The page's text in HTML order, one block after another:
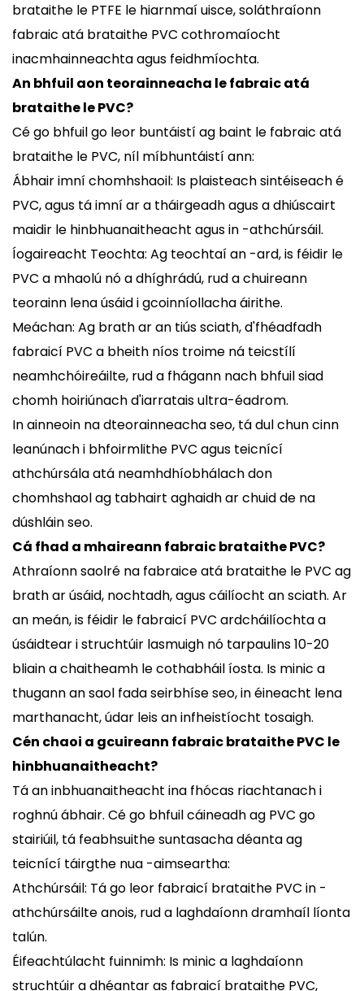
brataithe le PTFE le hiarnmaí uisce, soláthraíonn
fabraic atá brataithe PVC cothromaíocht
inacmhainneachta agus feidhmíochta.
An bhfuil aon teorainneacha le fabraic atá
brataithe le PVC?
Cé go bhfuil go leor buntáistí ag baint le fabraic atá
brataithe le PVC, níl míbhuntáistí ann:
Ábhair imní chomhshaoil: Is plaisteach sintéiseach é
PVC, agus tá imní ar a tháirgeadh agus a dhiúscairt
maidir le hinbhuanaitheacht agus in -athchúrsáil.
Íogaireacht Teochta: Ag teochtaí an -ard, is féidir le
PVC a mhaolú nó a dhíghrádú, rud a chuireann
teorainn lena úsáid i gcoinníollacha áirithe.
Meáchan: Ag brath ar an tiús sciath, d'fhéadfadh
fabraicí PVC a bheith níos troime ná teicstílí
neamhchóireáilte, rud a fhágann nach bhfuil siad
chomh hoiriúnach d'iarratais ultra-éadrom.
In ainneoin na dteorainneacha seo, tá dul chun cinn
leanúnach i bhfoirmlithe PVC agus teicnící
athchúrsála atá neamhdhíobhálach don
chomhshaol ag tabhairt aghaidh ar chuid de na
dúshláin seo.
Cá fhad a mhaireann fabraic brataithe PVC?
Athraíonn saolré na fabraice atá brataithe le PVC ag
brath ar úsáid, nochtadh, agus cáilíocht an sciath. Ar
an meán, is féidir le fabraicí PVC ardcháilíochta a
úsáidtear i struchtúir lasmuigh nó tarpaulins 10-20
bliain a chaitheamh le cothabháil íosta. Is minic a
thugann an saol fada seirbhíse seo, in éineacht lena
marthanacht, údar leis an infheistíocht tosaigh.
Cén chaoi a gcuireann fabraic brataithe PVC le
hinbhuanaitheacht?
Tá an inbhuanaitheacht ina fhócas riachtanach i
roghnú ábhair. Cé go bhfuil cáineadh ag PVC go
stairiúil, tá feabhsuithe suntasacha déanta ag
teicnící táirgthe nua -aimseartha:
Athchúrsáil: Tá go leor fabraicí brataithe PVC in -
athchúrsáilte anois, rud a laghdaíonn dramhaíl líonta
talún.
Éifeachtúlacht fuinnimh: Is minic a laghdaíonn
struchtúir a dhéantar as fabraicí brataithe PVC,